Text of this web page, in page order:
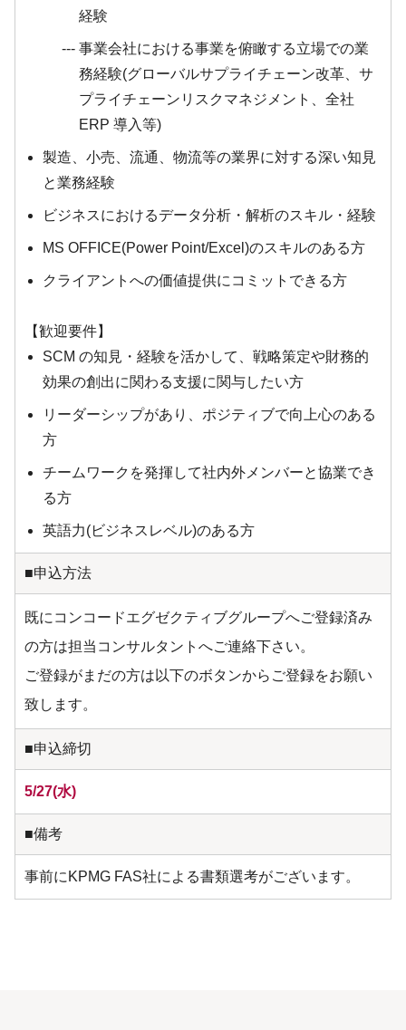
経験
事業会社における事業を俯瞰する立場での業
務経験(グローバルサプライチェーン改革、サ
プライチェーンリスクマネジメント、全社
ERP 導入等)
製造、小売、流通、物流等の業界に対する深い知見
と業務経験
ビジネスにおけるデータ分析・解析のスキル・経験
MS OFFICE(Power Point/Excel)のスキルのある方
クライアントへの価値提供にコミットできる方
【歓迎要件】
SCM の知見・経験を活かして、戦略策定や財務的
効果の創出に関わる支援に関与したい方
リーダーシップがあり、ポジティブで向上心のある
方
チームワークを発揮して社内外メンバーと協業でき
る方
英語力(ビジネスレベル)のある方
■申込方法
既にコンコードエグゼクティブグループへご登録済み
の方は担当コンサルタントへご連絡下さい。
ご登録がまだの方は以下のボタンからご登録をお願い
致します。
■申込締切
5/27(水)
■備考
事前にKPMG FAS社による書類選考がございます。